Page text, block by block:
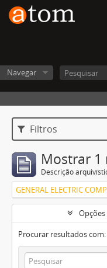
Navegar
Filtros
Mostrar 1
Descrição
GENERAL ELECTRIC
Procurar resultados com: